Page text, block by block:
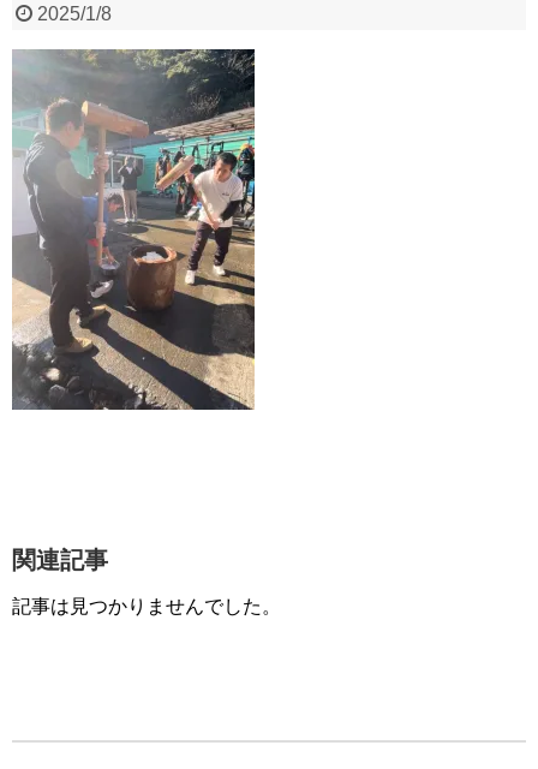
2025/1/8
関連記事
記事は見つかりませんでした。